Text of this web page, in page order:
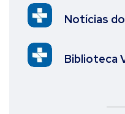
Notícias
Biblioteca